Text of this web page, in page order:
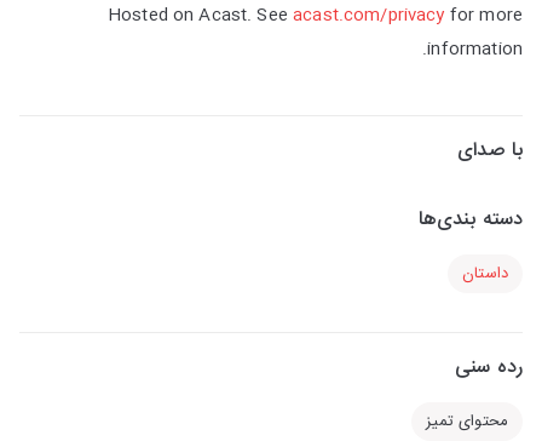
Hosted on Acast. Seeacast.com/privacy for more
information.
با صدای
دسته بندی‌ها
داستان
رده سنی
محتوای تمیز